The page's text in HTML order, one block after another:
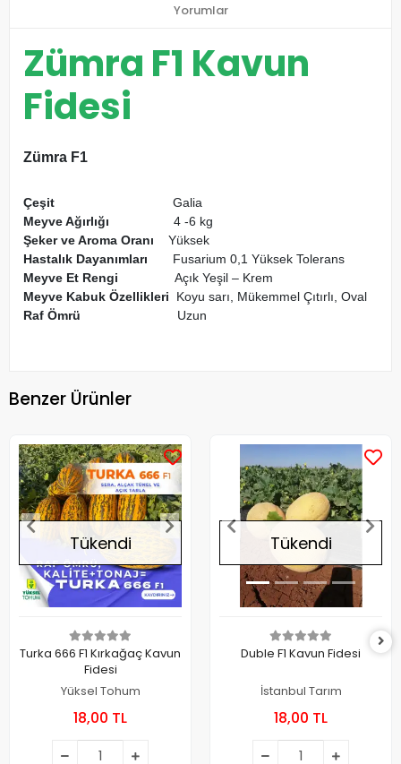
Yorumlar
Zümra F1 Kavun
Fidesi
Zümra F1
Çeşit
Galia
Meyve Ağırlığı 4 -6 kg
Şeker ve Aroma Oranı Yüksek
Hastalık Dayanımları Fusarium 0,1 Yüksek Tolerans
Meyve Et Rengi Açık Yeşil – Krem
Meyve Kabuk Özellikleri Koyu sarı, Mükemmel Çıtırlı, Oval
Raf Ömrü
Uzun
Benzer Ürünler
Tükendi
Turka 666 F1 Kırkağaç Kavun
Fidesi
Yüksel Tohum
18,00 TL
Tükendi
Duble F1 Kavun Fidesi
İstanbul Tarım
18,00 TL